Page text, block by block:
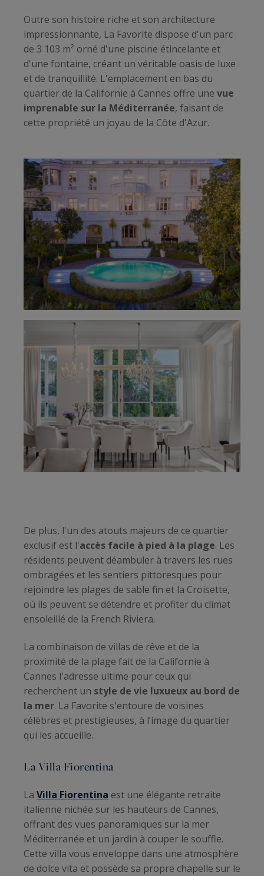
Outre son histoire riche et son architecture
impressionnante, La Favorite dispose d'un parc
de 3 103 m² orné d'une piscine étincelante et
d'une fontaine, créant un véritable oasis de luxe
et de tranquillité. L'emplacement en bas du
quartier de la Californie à Cannes offre une vue
imprenable sur la Méditerranée, faisant de
cette propriété un joyau de la Côte d'Azur.
De plus, l'un des atouts majeurs de ce quartier
exclusif est l'accès facile à pied à la plage. Les
résidents peuvent déambuler à travers les rues
ombragées et les sentiers pittoresques pour
rejoindre les plages de sable fin et la Croisette,
où ils peuvent se détendre et profiter du climat
ensoleillé de la French Riviera.
La combinaison de villas de rêve et de la
proximité de la plage fait de la Californie à
Cannes l'adresse ultime pour ceux qui
recherchent un style de vie luxueux au bord de
la mer. La Favorite s'entoure de voisines
célèbres et prestigieuses, à l’image du quartier
qui les accueille.
La Villa Fiorentina
La Villa Fiorentina est une élégante retraite
italienne nichée sur les hauteurs de Cannes,
offrant des vues panoramiques sur la mer
Méditerranée et un jardin à couper le souffle.
Cette villa vous enveloppe dans une atmosphère
de dolce vita et possède sa propre chapelle sur le